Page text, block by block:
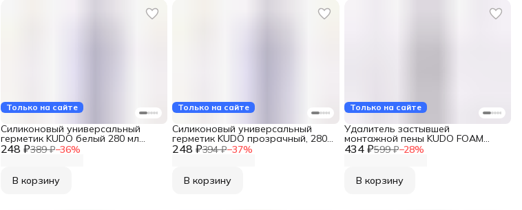
Только на сайте
248 ₽389 ₽−36%
Силиконовый универсальный
герметик KUDO белый 280 мл
KSK-101
В корзину
Только на сайте
248 ₽394 ₽−37%
Силиконовый универсальный
герметик KUDO прозрачный, 280
мл KSK-100
В корзину
Только на сайте
434 ₽599 ₽−28%
Удалитель застывшей
монтажной пены KUDO FOAM
REMOVER KUPH04R
В корзину